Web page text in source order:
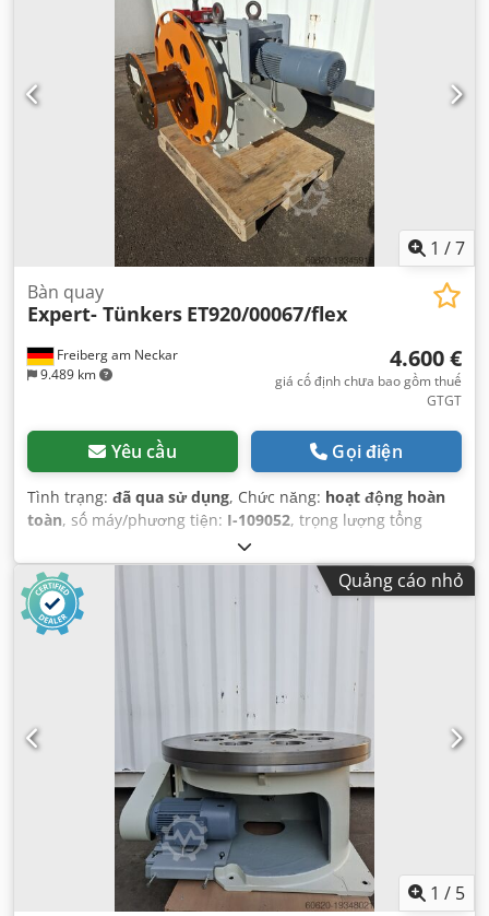
1 /7
Freiberg am Neckar
9.489 km
Bàn quay
Expert- Tünkers ET920/00067/flex
4.600 €
giá cố định chưa bao gồm thuế
GTGT
Yêu cầu Gọi điện
Tình trạng: đã qua sử dụng, Chức năng: hoạt động hoàn
toàn, số máy/phương tiện: I-109052, trọng lượng tổng
Quảng cáo nhỏ
1 / 5